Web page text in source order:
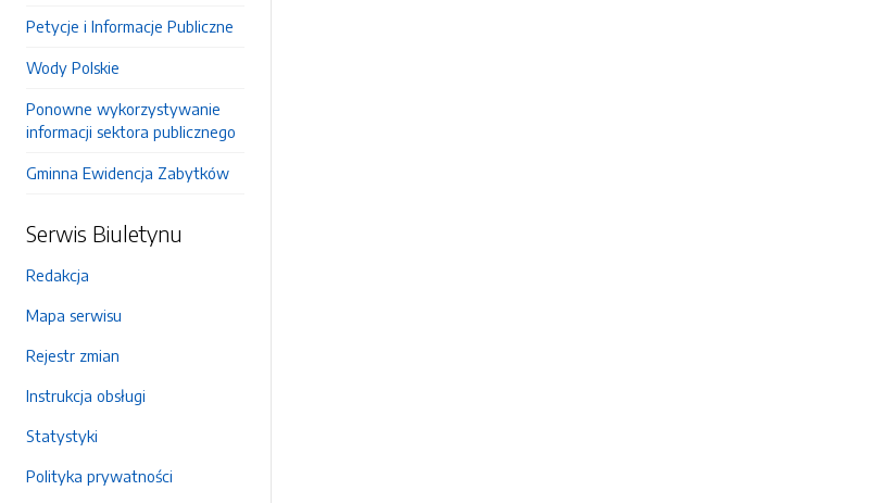
Petycje i Informacje Publiczne
Wody Polskie
Ponowne wykorzystywanie
informacji sektora publicznego
Gminna Ewidencja Zabytków
Serwis Biuletynu
Redakcja
Mapa serwisu
Rejestr zmian
Instrukcja obsługi
Statystyki
Polityka prywatności